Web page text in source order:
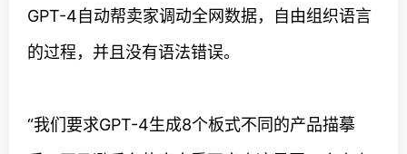
GPT-4自动帮卖家调动全网数据，自由组织语言
的过程，并且没有语法错误。
“我们要求GPT-4生成8个板式不同的产品描摹